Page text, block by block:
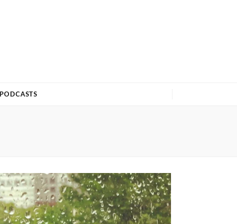
PODCASTS